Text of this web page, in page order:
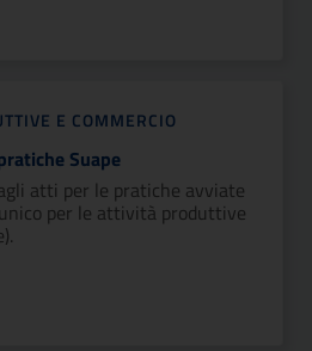
E COMMERCIO
Suape
atti per le pratiche avviate
per le attività produttive